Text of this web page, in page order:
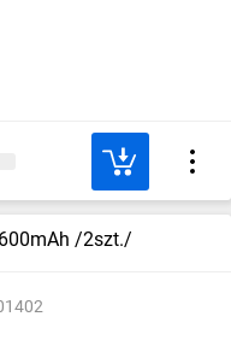
/2szt./